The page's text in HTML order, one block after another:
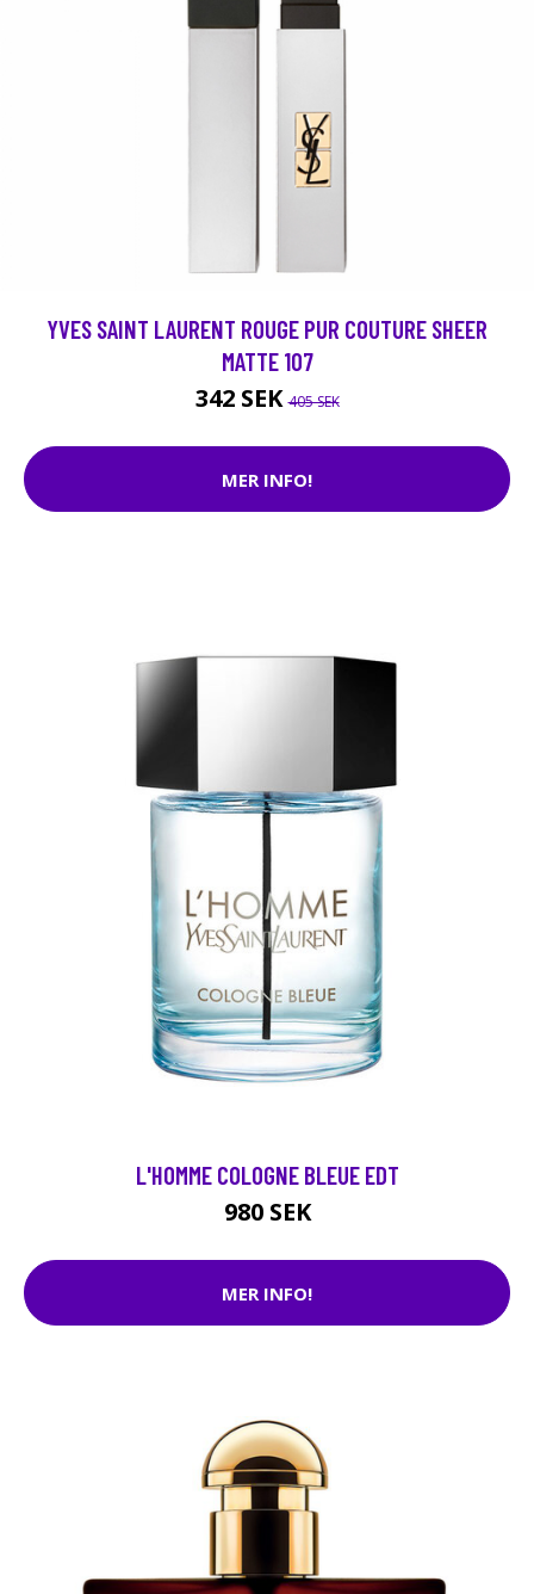
YVES SAINT LAURENT ROUGE PUR COUTURE SHEER
MATTE 107
342 SEK405 SEK
MER INFO!
L'HOMME COLOGNE BLEUE EDT
980 SEK
MER INFO!